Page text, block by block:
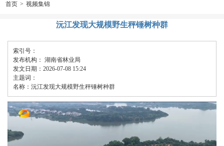
首页 > 视频集锦
沅江发现大规模野生秤锤树种群
索引号：
发布机构： 湖南省林业局
发文日期：2026-07-08 15:24
主题词：
名称：沅江发现大规模野生秤锤树种群